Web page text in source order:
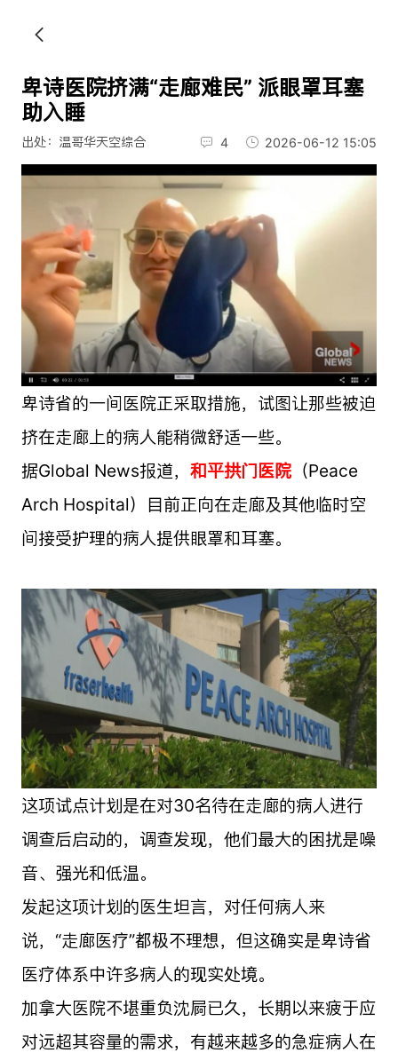
卑诗医院挤满“走廊难民” 派眼罩耳塞
助入睡
出处：温哥华天空综合 4 2026-06-12 15:05
卑诗省的一间医院正采取措施，试图让那些被迫
挤在走廊上的病人能稍微舒适一些。
据Global News报道， 和平拱门医院（Peace
Arch Hospital）目前正向在走廊及其他临时空
间接受护理的病人提供眼罩和耳塞。
这项试点计划是在对30名待在走廊的病人进行
调查后启动的，调查发现，他们最大的困扰是噪
音、强光和低温。
发起这项计划的医生坦言，对任何病人来
说，“走廊医疗”都极不理想，但这确实是卑诗省
医疗体系中许多病人的现实处境。
加拿大医院不堪重负沈屙已久，长期以来疲于应
对远超其容量的需求，有越来越多的急症病人在